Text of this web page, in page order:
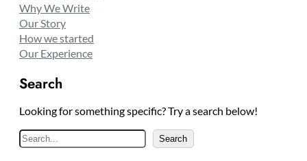
Why We Write
Our Story
How we started
Our Experience
Search
Looking for something specific? Try a search below!
S
e
Search